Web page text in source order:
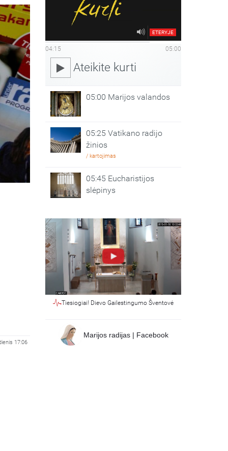
17:06
ETERYJE
04:15 05:00
Ateikite kurti
05:00 Marijos valandos
05:25 Vatikano radijo
žinios
/ kartojimas
05:45 Eucharistijos
slėpinys
Tiesiogiai! Dievo Gailestingumo Šventovė
Marijos radijas | Facebook